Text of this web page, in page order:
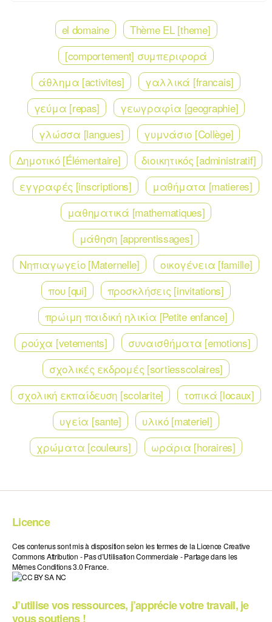
el domaine
Thème EL [theme]
[comportement] συμπεριφορά
άθλημα [activites]
γαλλικά [francais]
γεύμα [repas]
γεωγραφία [geographie]
γλώσσα [langues]
γυμνάσιο [Collège]
Δημοτικό [Élémentaire]
διοικητικός [administratif]
εγγραφές [inscriptions]
μαθήματα [matieres]
μαθηματικά [mathematiques]
μάθηση [apprentissages]
Νηπιαγωγείο [Maternelle]
οικογένεια [famille]
που [qui]
προσκλήσεις [invitations]
πρώιμη παιδική ηλικία [Petite enfance]
ρούχα [vetements]
συναισθήματα [emotions]
σχολικές εκδρομές [sortiesscolaires]
σχολική εκπαίδευση [scolarite]
τοπικά [locaux]
υγεία [sante]
υλικό [materiel]
χρώματα [couleurs]
ωράρια [horaires]
Licence
Ces contenus sont mis à disposition selon les termes de la Licence Creative
Commons Attribution - Pas d’Utilisation Commerciale - Partage dans les
Mêmes Conditions 3.0 France.
J’utilise vos ressources, j’apprécie votre travail, je
vous soutiens !